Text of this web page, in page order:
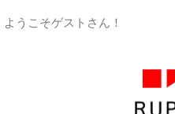
ようこそゲストさん！